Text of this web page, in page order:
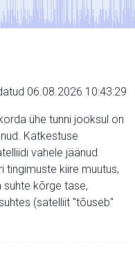
06.08.2026 10:43:29
ühe tunni jooksul on
Katkestuse
vahele jäänud
tingimuste kiire muutus,
suhte kõrge tase,
(satelliit "tõuseb"